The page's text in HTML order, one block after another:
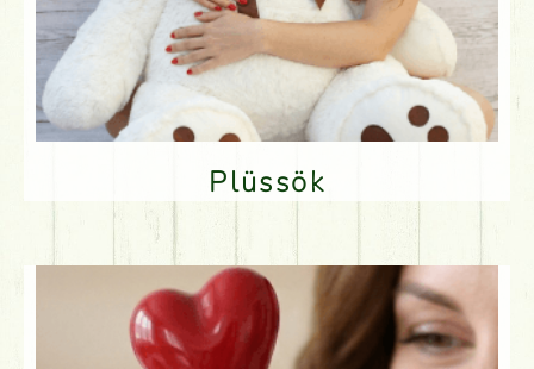
Plüssök